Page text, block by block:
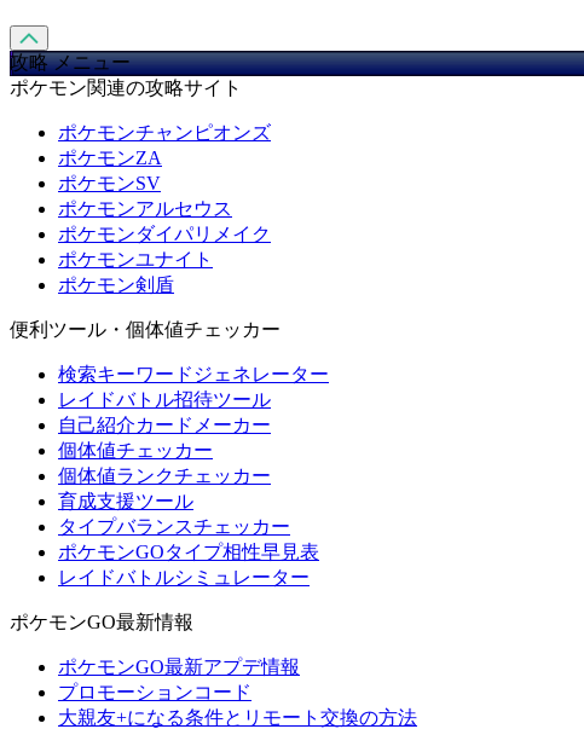
攻略 メニュー
ポケモン関連の攻略サイト
ポケモンチャンピオンズ
ポケモンZA
ポケモンSV
ポケモンアルセウス
ポケモンダイパリメイク
ポケモンユナイト
ポケモン剣盾
便利ツール・個体値チェッカー
検索キーワードジェネレーター
レイドバトル招待ツール
自己紹介カードメーカー
個体値チェッカー
個体値ランクチェッカー
育成支援ツール
タイプバランスチェッカー
ポケモンGOタイプ相性早見表
レイドバトルシミュレーター
ポケモンGO最新情報
ポケモンGO最新アプデ情報
プロモーションコード
大親友+になる条件とリモート交換の方法